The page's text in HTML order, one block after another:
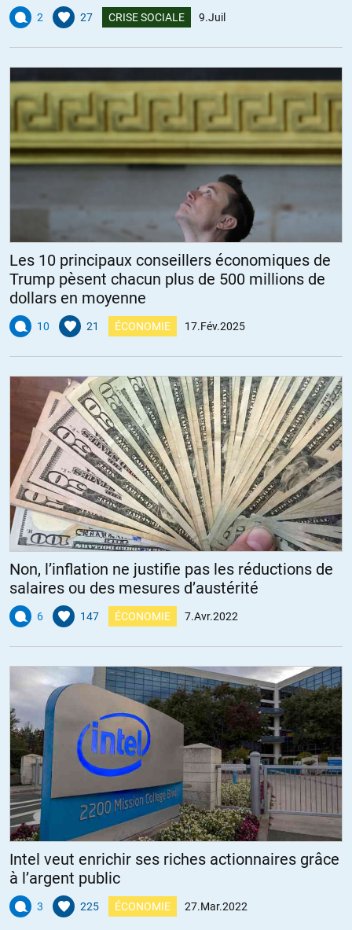
2 27 CRISE SOCIALE 9.Juil
Les 10 principaux conseillers économiques de
Trump pèsent chacun plus de 500 millions de
dollars en moyenne
10 21 ÉCONOMIE 17.Fév.2025
Non, l’inflation ne justifie pas les réductions de
salaires ou des mesures d’austérité
6 147 ÉCONOMIE 7.Avr.2022
Intel veut enrichir ses riches actionnaires grâce
à l’argent public
3 225 ÉCONOMIE 27.Mar.2022